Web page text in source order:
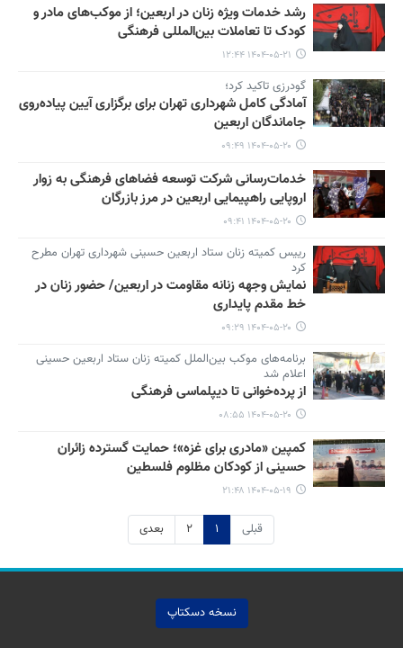
رشد خدمات ویژه زنان در اربعین؛ از موکب‌های مادر و
کودک تا تعاملات بین‌المللی فرهنگی
۱۴۰۴-۰۵-۲۱ ۱۲:۴۴
گودرزی تاکید کرد؛
آمادگی کامل شهرداری تهران برای برگزاری آیین پیاده‌روی
جاماندگان اربعین
۱۴۰۴-۰۵-۲۰ ۰۹:۴۹
خدمات‌رسانی شرکت توسعه فضاهای فرهنگی به زوار
اروپایی راهپیمایی اربعین در مرز بازرگان
۱۴۰۴-۰۵-۲۰ ۰۹:۴۱
رییس کمیته زنان ستاد اربعین حسینی شهرداری تهران مطرح
کرد
نمایش وجهه زنانه مقاومت در اربعین/ حضور زنان در
خط مقدم پایداری
۱۴۰۴-۰۵-۲۰ ۰۹:۲۹
برنامه‌های موکب بین‌الملل کمیته زنان ستاد اربعین حسینی
اعلام شد
از پرده‌خوانی تا دیپلماسی فرهنگی
۱۴۰۴-۰۵-۲۰ ۰۸:۵۵
کمپین «مادری برای غزه»؛ حمایت گسترده زائران
حسینی از کودکان مظلوم فلسطین
۱۴۰۴-۰۵-۱۹ ۲۱:۴۸
قبلی ۱ ۲ بعدی
نسخه دسکتاپ